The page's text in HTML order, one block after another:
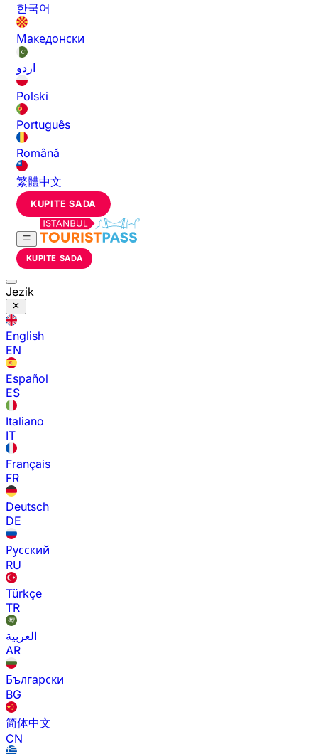
한국어
Македонски
اردو
Polski
Português
Română
繁體中文
KUPITE SADA
KUPITE SADA
Jezik
English
EN
Español
ES
Italiano
IT
Français
FR
Deutsch
DE
Русский
RU
Türkçe
TR
العربية
AR
Български
BG
简体中文
CN